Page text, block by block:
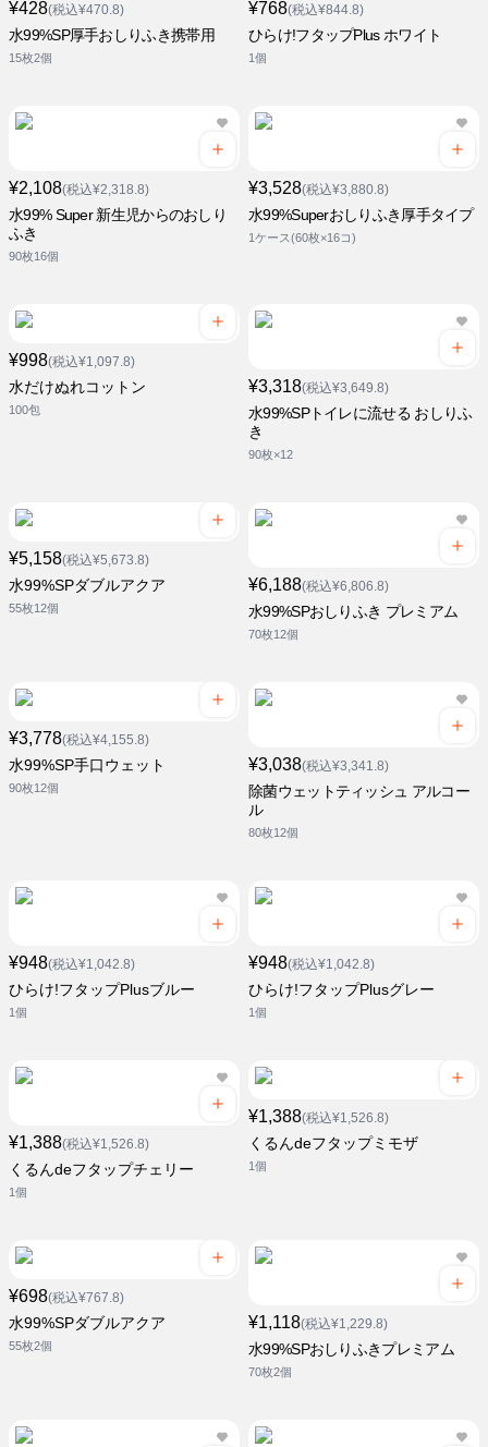
¥428(税込¥470.8)
水99%SP厚手おしりふき携帯用
15枚2個
¥768(税込¥844.8)
ひらけ!フタップPlus ホワイト
1個
¥2,108(税込¥2,318.8)
水99% Super 新生児からのおしり
ふき
90枚16個
¥3,528(税込¥3,880.8)
水99%Superおしりふき厚手タイプ
1ケース(60枚×16コ)
¥998(税込¥1,097.8)
水だけぬれコットン
100包
¥3,318(税込¥3,649.8)
水99%SPトイレに流せる おしりふ
き
90枚×12
¥5,158(税込¥5,673.8)
水99%SPダブルアクア
55枚12個
¥6,188(税込¥6,806.8)
水99%SPおしりふき プレミアム
70枚12個
¥3,778(税込¥4,155.8)
水99%SP手口ウェット
90枚12個
¥3,038(税込¥3,341.8)
除菌ウェットティッシュ アルコー
ル
80枚12個
¥948(税込¥1,042.8)
ひらけ!フタップPlusブルー
1個
¥948(税込¥1,042.8)
ひらけ!フタップPlusグレー
1個
¥1,388(税込¥1,526.8)
くるんdeフタップチェリー
1個
¥1,388(税込¥1,526.8)
くるんdeフタップミモザ
1個
¥698(税込¥767.8)
水99%SPダブルアクア
55枚2個
¥1,118(税込¥1,229.8)
水99%SPおしりふきプレミアム
70枚2個